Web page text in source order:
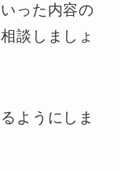
った内容の
談しましょ
ようにしま